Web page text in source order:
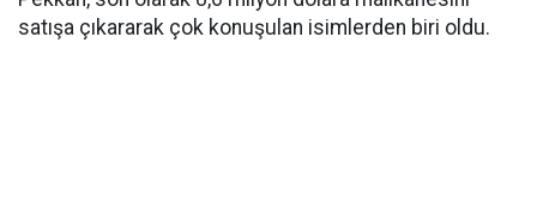
satışa çıkararak çok konuşulan isimlerden biri oldu.